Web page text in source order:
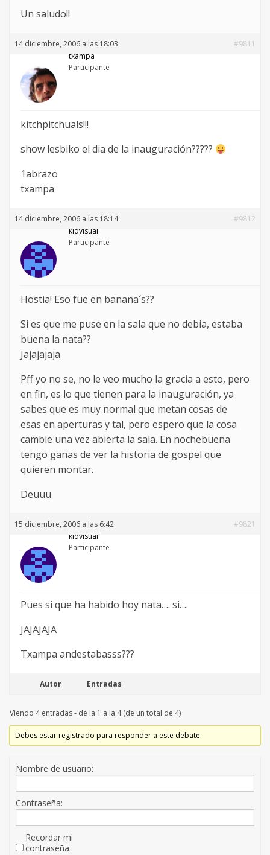
Un saludo!!
14 diciembre, 2006 a las 18:03
#9811
txampa
Participante
kitchpitchuals!!!
show lesbiko el dia de la inauguración?????
1abrazo
txampa
14 diciembre, 2006 a las 18:14
#9812
kidvisual
Participante
Hostia! Eso fue en banana´s??
Si es que me puse en la sala que no debia, estaba
buena la nata??
Jajajajaja
Pff yo no se, no le veo mucho la gracia a esto, pero
en fin, es lo que tienen para la inauguración, ya
sabes que es muy normal que metan cosas de
esas en aperturas y tal, pero espero que la cosa
cambie una vez abierta la sala. En nochebuena
tengo ganas de ver la historia de gospel que
quieren montar.
Deuuu
15 diciembre, 2006 a las 6:42
#9821
kidvisual
Participante
Pues si que ha habido hoy nata…. si….
JAJAJAJA
Txampa andestabasss???
Autor Entradas
Viendo 4 entradas - de la 1 a la 4 (de un total de 4)
Debes estar registrado para responder a este debate.
Nombre de usuario:
Contraseña:
Recordar mi
contraseña